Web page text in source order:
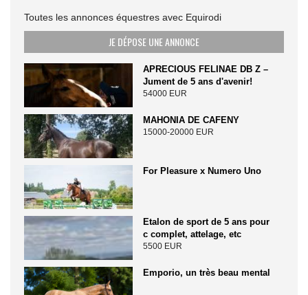
Toutes les annonces équestres avec Equirodi
JE DÉPOSE UNE ANNONCE
APRECIOUS FELINAE DB Z –
Jument de 5 ans d'avenir!
54000 EUR
MAHONIA DE CAFENY
15000-20000 EUR
For Pleasure x Numero Uno
Etalon de sport de 5 ans pour
c complet, attelage, etc
5500 EUR
Emporio, un très beau mental